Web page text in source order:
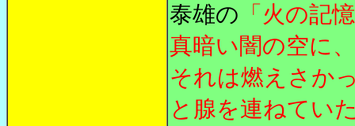
泰雄の 「火の記
真暗い闇の空に
それは燃えさか
と腺を連ねてい